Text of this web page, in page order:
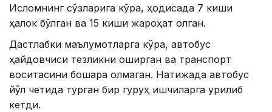
Исломнинг сўзларига кўра, ҳодисада 7 киши
ҳалок бўлган ва 15 киши жароҳат олган.
Дастлабки маълумотларга кўра, автобус
ҳайдовчиси тезликни оширган ва транспорт
воситасини бошқара олмаган. Натижада автобус
йўл четида турган бир гуруҳ ишчиларга урилиб
кетди.